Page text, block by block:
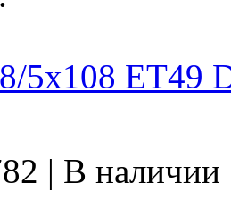
5x108 ET49
| В наличии